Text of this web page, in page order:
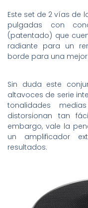
Este set de 2 vías de
pulgadas con
(patentado) que
radiante para un
borde para una
Sin duda este
altavoces de serie
tonalidades
distorsionan tan
embargo, vale la
un amplificador
resultados.